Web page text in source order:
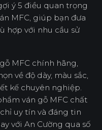
ý 5 điều quan trọng
MFC, giúp bạn đưa
hợp với nhu cầu sử
MFC chính hãng,
về độ dày, màu sắc,
kế chuyên nghiệp.
ván gỗ MFC chất
uy tín và đáng tin
với An Cường qua số